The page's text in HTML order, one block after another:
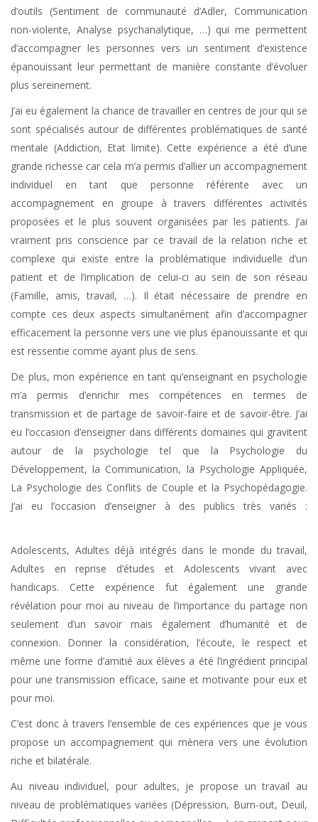
d’outils (Sentiment de communauté d’Adler, Communication
non-violente, Analyse psychanalytique, …) qui me permettent
d’accompagner les personnes vers un sentiment d’existence
épanouissant leur permettant de manière constante d’évoluer
plus sereinement.
J’ai eu également la chance de travailler en centres de jour qui se
sont spécialisés autour de différentes problématiques de santé
mentale (Addiction, Etat limite). Cette expérience a été d’une
grande richesse car cela m’a permis d’allier un accompagnement
individuel en tant que personne référente avec un
accompagnement en groupe à travers différentes activités
proposées et le plus souvent organisées par les patients. J’ai
vraiment pris conscience par ce travail de la relation riche et
complexe qui existe entre la problématique individuelle d’un
patient et de l’implication de celui-ci au sein de son réseau
(Famille, amis, travail, …). Il était nécessaire de prendre en
compte ces deux aspects simultanément afin d’accompagner
efficacement la personne vers une vie plus épanouissante et qui
est ressentie comme ayant plus de sens.
De plus, mon expérience en tant qu’enseignant en psychologie
m’a permis d’enrichir mes compétences en termes de
transmission et de partage de savoir-faire et de savoir-être. J’ai
eu l’occasion d’enseigner dans différents domaines qui gravitent
autour de la psychologie tel que la Psychologie du
Développement, la Communication, la Psychologie Appliquée,
La Psychologie des Conflits de Couple et la Psychopédagogie.
J’ai eu l’occasion d’enseigner à des publics très variés :
Adolescents, Adultes déjà intégrés dans le monde du travail,
Adultes en reprise d’études et Adolescents vivant avec
handicaps. Cette expérience fut également une grande
révélation pour moi au niveau de l’importance du partage non
seulement d’un savoir mais également d’humanité et de
connexion. Donner la considération, l’écoute, le respect et
même une forme d’amitié aux élèves a été l’ingrédient principal
pour une transmission efficace, saine et motivante pour eux et
pour moi.
C’est donc à travers l’ensemble de ces expériences que je vous
propose un accompagnement qui mènera vers une évolution
riche et bilatérale.
Au niveau individuel, pour adultes, je propose un travail au
niveau de problématiques variées (Dépression, Burn-out, Deuil,